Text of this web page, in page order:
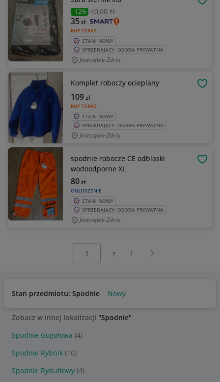
-12% 40,00 zł
KUP TERAZ
35zł
STAN: NOWY
SPRZEDAJĄCY: OSOBA PRYWATNA
Jastrzębie-Zdrój
Komplet roboczy ocieplany
KUP TERAZ
109zł
STAN: NOWY
SPRZEDAJĄCY: OSOBA PRYWATNA
Jastrzębie-Zdrój
spodnie robocze CE odblaski
wodoodporne XL
OGŁOSZENIE
80zł
STAN: NOWY
SPRZEDAJĄCY: OSOBA PRYWATNA
Jastrzębie-Zdrój
z 1 Następna strona
Stan przedmiotu: Spodnie Nowy
Zobacz w innej lokalizacji "Spodnie"
Spodnie Gogołowa (4)
Spodnie Rybnik (10)
Spodnie Rydułtowy (4)